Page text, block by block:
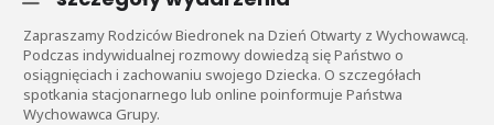
Zapraszamy Rodziców Biedronek na Dzień Otwarty z Wychowawcą.
Podczas indywidualnej rozmowy dowiedzą się Państwo o
osiągnięciach i zachowaniu swojego Dziecka. O szczegółach
spotkania stacjonarnego lub online poinformuje Państwa
Wychowawca Grupy.